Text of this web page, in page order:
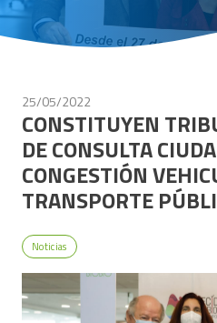
25/05/2022
CONSTITUYEN
DE CONSULTA
CONGESTIÓN
TRANSPORTE
Noticias